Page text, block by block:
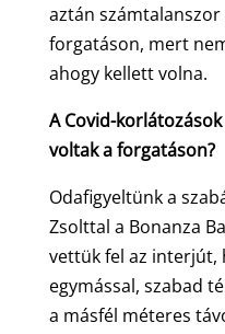
aztán
forgatáson, mert
ahogy kellett volna.
A Covid-
voltak a forgatáson?
Odafigyeltünk a
Zsolttal a Bonanza
vettük fel az interjút,
egymással, szabad
a másfél méteres